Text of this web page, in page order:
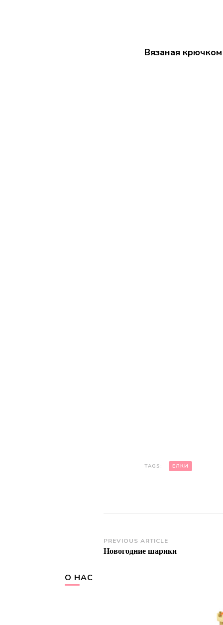
Вязаная
TAGS: ЕЛКИ
Post
Navigation
PREVIOUS ARTICLE
Новогодние шарики
О НАС